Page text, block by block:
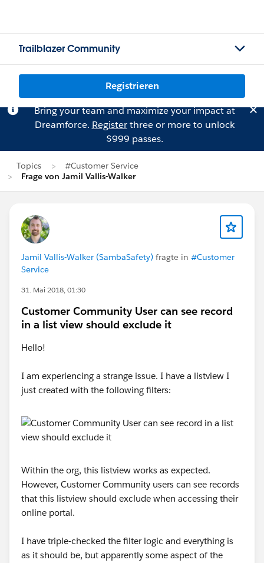
Trailblazer Community
Registrieren
Bring your team and maximize your impact at
Dreamforce. Registerthree or more to unlock
$999 passes.
Topics
#Customer Service
Frage von Jamil Vallis-Walker
Jamil Vallis-Walker (SambaSafety) fragte in #Customer
Service
31. Mai 2018, 01:30
Customer Community User can see record
in a list view should exclude it
Hello!
I am experiencing a strange issue. I have a listview I
just created with the following filters:
Within the org, this listview works as expected.
However, Customer Community users can see records
that this listview should exclude when accessing their
online portal.
I have triple-checked the filter logic and everything is
as it should be, but apparently some aspect of the